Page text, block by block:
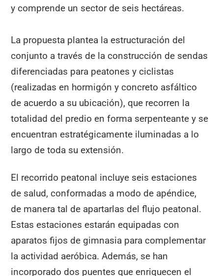
y comprende un sector de seis hectáreas.
La propuesta plantea la estructuración del
conjunto a través de la construcción de sendas
diferenciadas para peatones y ciclistas
(realizadas en hormigón y concreto asfáltico
de acuerdo a su ubicación), que recorren la
totalidad del predio en forma serpenteante y se
encuentran estratégicamente iluminadas a lo
largo de toda su extensión.
El recorrido peatonal incluye seis estaciones
de salud, conformadas a modo de apéndice,
de manera tal de apartarlas del flujo peatonal.
Estas estaciones estarán equipadas con
aparatos fijos de gimnasia para complementar
la actividad aeróbica. Además, se han
incorporado dos puentes que enriquecen el